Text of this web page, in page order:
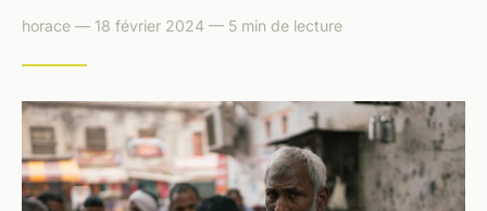
horace — 18 février 2024 — 5 min de lecture